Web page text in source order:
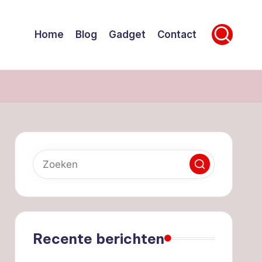
Home Blog Gadget Contact
Recente berichten